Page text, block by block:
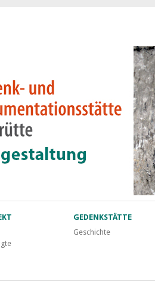
GEDENKSTÄTTE
Geschichte